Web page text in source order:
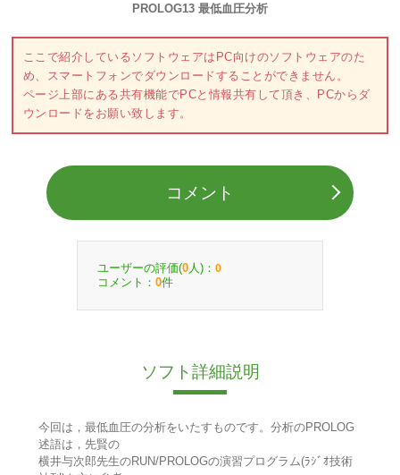
PROLOG13 最低血圧分析
ここで紹介しているソフトウェアはPC向けのソフトウェアのた
め、スマートフォンでダウンロードすることができません。
ページ上部にある共有機能でPCと情報共有して頂き、PCからダ
ウンロードをお願い致します。
コメント
ユーザーの評価(0 人)： 0
コメント： 0件
ソフト詳細説明
今回は，最低血圧の分析をいたすものです。分析のPROLOG
述語は，先賢の
横井与次郎先生のRUN/PROLOGの演習プログラム(ﾗｼﾞｵ技術